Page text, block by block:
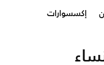
إكسسوارات